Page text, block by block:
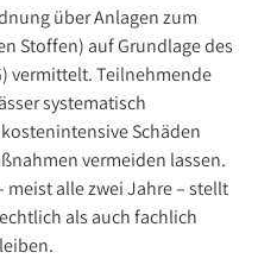
über Anlagen zum
Stoffen) auf Grundlage des
vermittelt. Teilnehmende
systematisch
Schäden
vermeiden lassen.
meist alle zwei Jahre – stellt
als auch fachlich